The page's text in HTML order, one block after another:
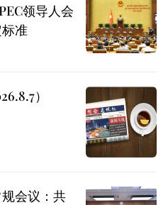
领导人会
准
）
会议：共